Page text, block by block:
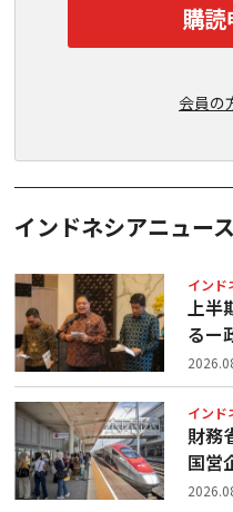
購
会員の
インドネシアニュー
インド
上半
るー
インド
財務
国営